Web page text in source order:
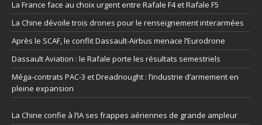
La France face au choix urgent entre Rafale F4 et Rafale F5
La Chine dévoile trois drones pour le renseignement interarmées
Après le SCAF, le conflit Dassault-Airbus menace l’Eurodrone
Dassault Aviation : le Rafale porte les résultats semestriels
Méga-contrats PAC-3 et Dreadnought : l’industrie d’armement en
pleine expansion
La Chine confie à l’IA ses frappes aériennes de grande ampleur